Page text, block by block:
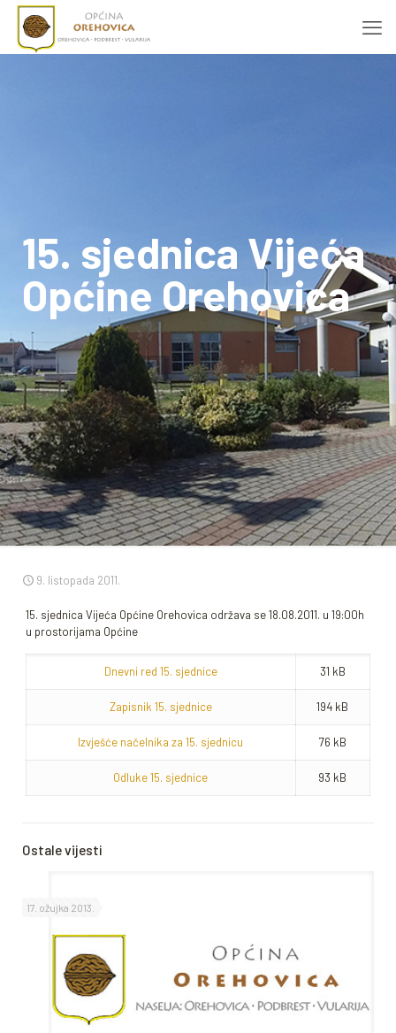
15. sjednica Vijeća
Općine Orehovica
9. listopada 2011.
15. sjednica Vijeća Općine Orehovica održava se 18.08.2011. u 19:00h
u prostorijama Općine
Dnevni red 15. sjednice 31 kB
Zapisnik 15. sjednice 194 kB
Izvješće načelnika za 15. sjednicu 76 kB
Odluke 15. sjednice 93 kB
Ostale vijesti
17. ožujka 2013.